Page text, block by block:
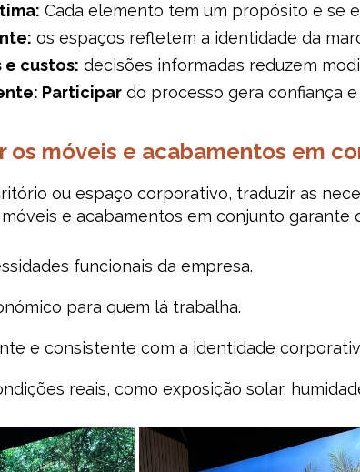
Cada elemento tem um propósito e se
os espaços refletem a identidade da
e custos: decisões informadas reduzem
Participardo processo gera confiança
os móveis e acabamentos em
ou espaço corporativo, traduzir as
e acabamentos em conjunto garante
funcionais da empresa.
para quem lá trabalha.
e consistente com a identidade
reais, como exposição solar,